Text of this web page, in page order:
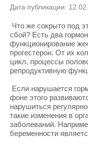
Дата публикации:
Что же сокрыто под
сбой? Есть два
функционирование
прогестерон. От их
цикл, процессы
репродуктивную
Если нарушается
фоне этого
нарушиться
такие изменения в
заболеваний.
беременности